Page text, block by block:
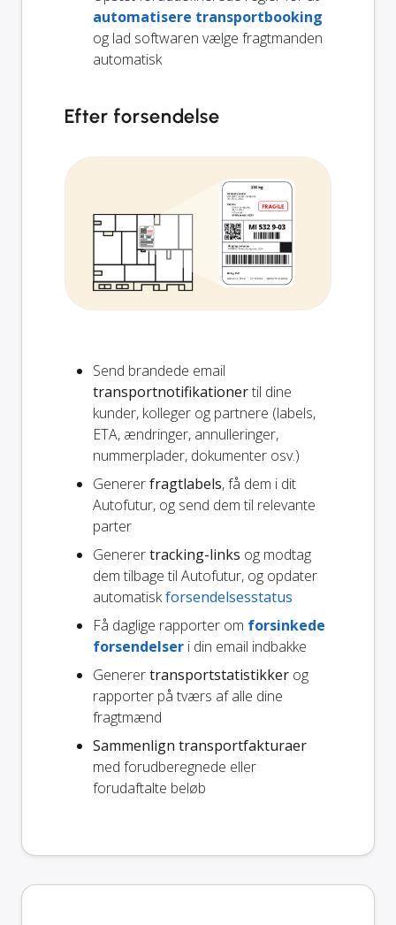
automatisere transportbooking
og lad softwaren vælge fragtmanden
automatisk
Efter forsendelse
Send brandede email
transportnotifikationertil dine
kunder, kolleger og partnere (labels,
ETA, ændringer, annulleringer,
nummerplader, dokumenter osv.)
Genererfragtlabels, få dem i dit
Autofutur, og send dem til relevante
parter
Generertracking-links og modtag
dem tilbage til Autofutur, og opdater
automatiskforsendelsesstatus
Få daglige rapporter om forsinkede
forsendelser i din email indbakke
Generertransportstatistikker og
rapporter på tværs af alle dine
fragtmænd
Sammenlign transportfakturaer
med forudberegnede eller
forudaftalte beløb